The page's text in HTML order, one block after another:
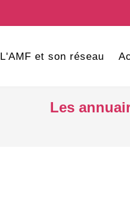
L'AMF et son réseau
Les